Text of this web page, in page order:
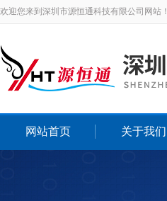
欢迎您来到深圳市源恒通科技有限公司网站！
网站首页 关于我们